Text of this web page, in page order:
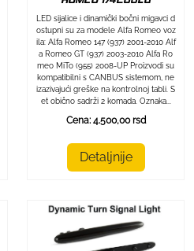
LED sijalice i dinamički bočni migavci d
ostupni su za modele Alfa Romeo voz
ila: Alfa Romeo 147 (937) 2001-2010 Alf
a Romeo GT (937) 2003-2010 Alfa Ro
meo MiTo (955) 2008-UP Proizvodi su
kompatibilni s CANBUS sistemom, ne
izazivajući greške na kontrolnoj tabli. S
et obično sadrži 2 komada. Oznaka...
Cena: 4.500,00 rsd
Detaljnije